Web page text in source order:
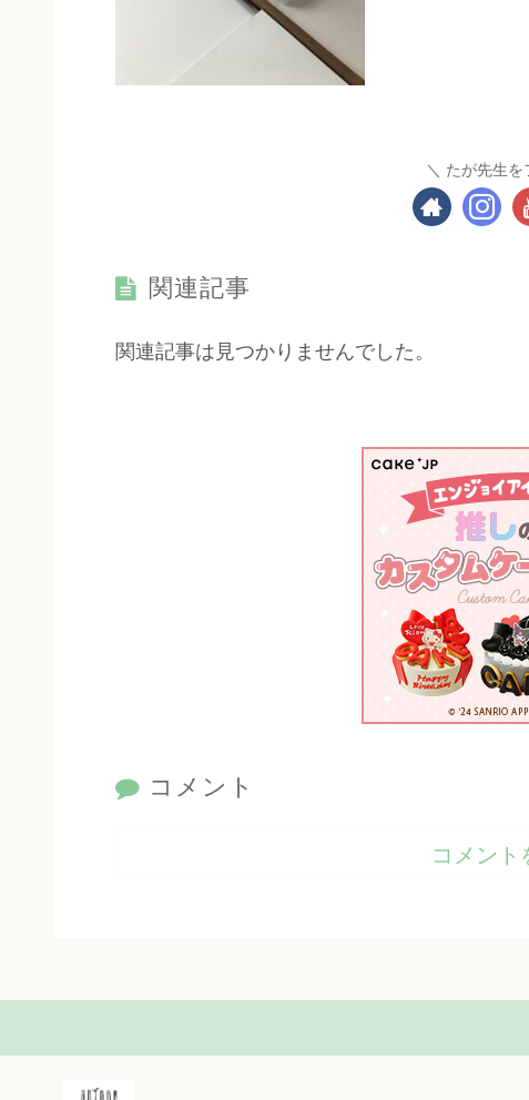
たが先生を
関連記事
関連記事は見つかりませんでした。
コメント
コメント